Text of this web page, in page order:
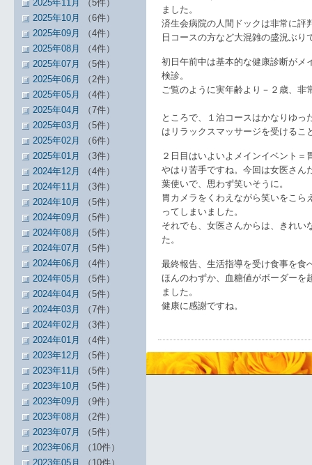
ました。
済生会病院の人間ドックは非常に評
日コースの方など大混雑の盛況ぶり
初日午前中は基本的な健康診断がメ
検診。
ご覧のように実年齢より－２歳、非
ところで、１泊コースはかなりゆ
はリラックスマッサージを受けるこ
２日目はいよいよメインイベント＝
やはり苦手ですね。今回は女医さん
葉使いで、思わず笑いそうに。
胃カメラをくわえながら笑いをこら
ってしまいました。
それでも、女医さんからは、きれい
た。
最終報告、生活指導を受け食事を食
ほんのわずか、血糖値がボーダーを
ました。
健康に感謝ですね。
2025年11月
（5件）
2025年10月
（6件）
2025年09月
（4件）
2025年08月
（4件）
2025年07月
（5件）
2025年06月
（2件）
2025年05月
（4件）
2025年04月
（7件）
2025年03月
（5件）
2025年02月
（6件）
2025年01月
（3件）
2024年12月
（4件）
2024年11月
（3件）
2024年10月
（5件）
2024年09月
（5件）
2024年08月
（5件）
2024年07月
（5件）
2024年06月
（4件）
2024年05月
（5件）
2024年04月
（5件）
2024年03月
（7件）
2024年02月
（3件）
2024年01月
（4件）
2023年12月
（5件）
2023年11月
（5件）
2023年10月
（5件）
2023年09月
（9件）
2023年08月
（2件）
2023年07月
（5件）
2023年06月
（10件）
2023年05月
（10件）